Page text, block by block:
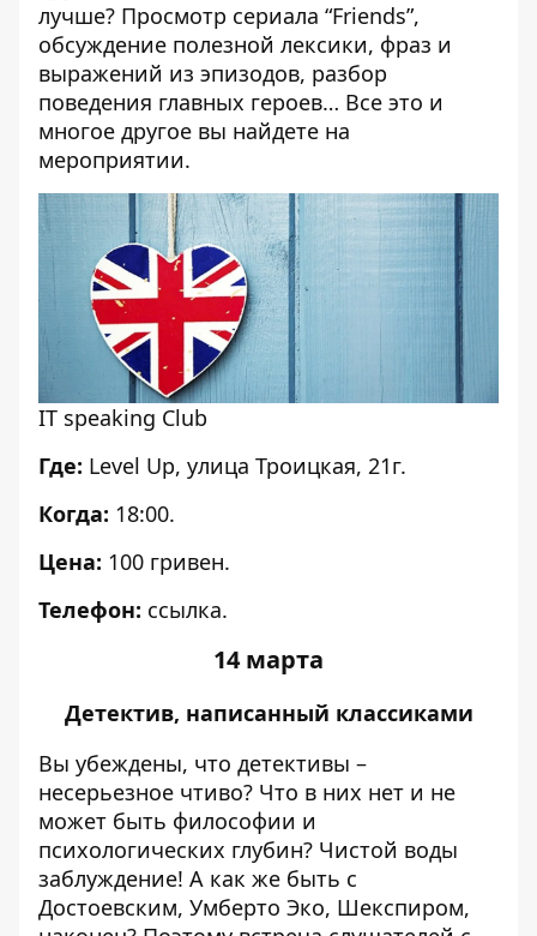
лучше? Просмотр сериала “Friends”,
обсуждение полезной лексики, фраз и
выражений из эпизодов, разбор
поведения главных героев… Все это и
многое другое вы найдете на
мероприятии.
IT speaking Club
Где: Level Up, улица Троицкая, 21г.
Когда: 18:00.
Цена: 100 гривен.
Телефон: ссылка.
14 марта
Детектив, написанный классиками
Вы убеждены, что детективы –
несерьезное чтиво? Что в них нет и не
может быть философии и
психологических глубин? Чистой воды
заблуждение! А как же быть с
Достоевским, Умберто Эко, Шекспиром,